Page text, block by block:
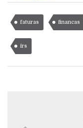
faturas financas
irs